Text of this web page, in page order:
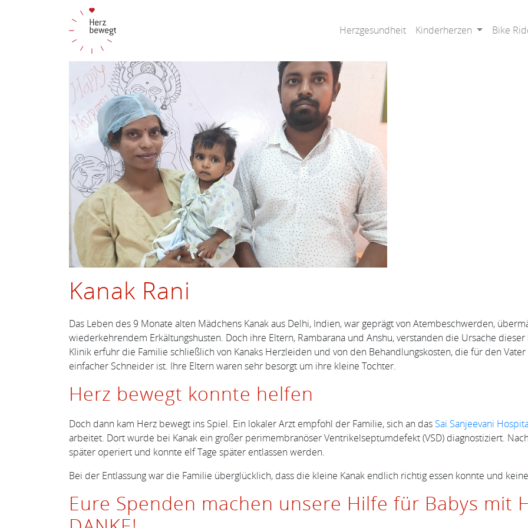
Herzgesundheit Kinderherzen Bike
Kanak Rani
Das Leben des 9 Monate alten Mädchens Kanak aus Delhi, Indien, war geprägt von Atembeschwerden,
wiederkehrendem Erkältungshusten. Doch ihre Eltern, Rambarana und Anshu, verstanden die Ursache
Klinik erfuhr die Familie schließlich von Kanaks Herzleiden und von den Behandlungskosten, die für den
einfacher Schneider ist. Ihre Eltern waren sehr besorgt um ihre kleine Tochter.
Herz bewegt konnte helfen
Doch dann kam Herz bewegt ins Spiel. Ein lokaler Arzt empfohl der Familie, sich an das Sai Sanjeevani
arbeitet. Dort wurde bei Kanak ein großer perimembranöser Ventrikelseptumdefekt (VSD) diagnostiziert.
später operiert und konnte elf Tage später entlassen werden.
Bei der Entlassung war die Familie überglücklich, dass die kleine Kanak endlich richtig essen konnte und
Eure Spenden machen unsere Hilfe für Babys mit